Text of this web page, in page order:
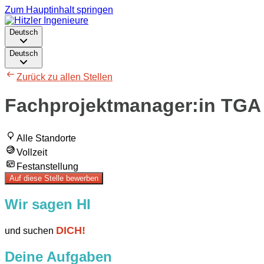
Zum Hauptinhalt springen
Deutsch
Deutsch
Zurück zu allen Stellen
Fachprojektmanager:in
Alle Standorte
Vollzeit
Festanstellung
Auf diese Stelle bewerben
Wir sagen HI
und suchen DICH!
Deine Aufgaben